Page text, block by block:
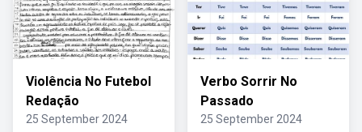
Violência No Futebol
Redação
25 September 2024
Verbo Sorrir No
Passado
25 September 2024